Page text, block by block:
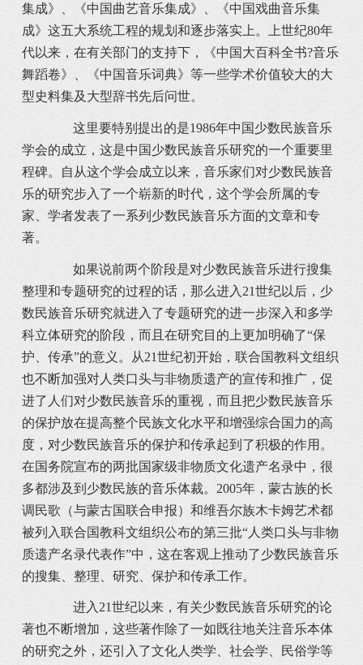
集成》、《中国曲艺音乐集成》、《中国戏曲音乐集
成》这五大系统工程的规划和逐步落实上。上世纪80年
代以来，在有关部门的支持下，《中国大百科全书?音乐
舞蹈卷》、《中国音乐词典》等一些学术价值较大的大
型史料集及大型辞书先后问世。
这里要特别提出的是1986年中国少数民族音乐
学会的成立，这是中国少数民族音乐研究的一个重要里
程碑。自从这个学会成立以来，音乐家们对少数民族音
乐的研究步入了一个崭新的时代，这个学会所属的专
家、学者发表了一系列少数民族音乐方面的文章和专
著。
如果说前两个阶段是对少数民族音乐进行搜集
整理和专题研究的过程的话，那么进入21世纪以后，少
数民族音乐研究就进入了专题研究的进一步深入和多学
科立体研究的阶段，而且在研究目的上更加明确了“保
护、传承”的意义。从21世纪初开始，联合国教科文组织
也不断加强对人类口头与非物质遗产的宣传和推广，促
进了人们对少数民族音乐的重视，而且把少数民族音乐
的保护放在提高整个民族文化水平和增强综合国力的高
度，对少数民族音乐的保护和传承起到了积极的作用。
在国务院宣布的两批国家级非物质文化遗产名录中，很
多都涉及到少数民族的音乐体裁。2005年，蒙古族的长
调民歌（与蒙古国联合申报）和维吾尔族木卡姆艺术都
被列入联合国教科文组织公布的第三批“人类口头与非物
质遗产名录代表作”中，这在客观上推动了少数民族音乐
的搜集、整理、研究、保护和传承工作。
进入21世纪以来，有关少数民族音乐研究的论
著也不断增加，这些著作除了一如既往地关注音乐本体
的研究之外，还引入了文化人类学、社会学、民俗学等